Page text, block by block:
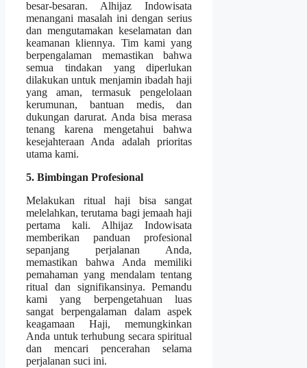
besar-besaran. Alhijaz Indowisata
menangani masalah ini dengan serius
dan mengutamakan keselamatan dan
keamanan kliennya. Tim kami yang
berpengalaman memastikan bahwa
semua tindakan yang diperlukan
dilakukan untuk menjamin ibadah haji
yang aman, termasuk pengelolaan
kerumunan, bantuan medis, dan
dukungan darurat. Anda bisa merasa
tenang karena mengetahui bahwa
kesejahteraan Anda adalah prioritas
utama kami.
5. Bimbingan Profesional
Melakukan ritual haji bisa sangat
melelahkan, terutama bagi jemaah haji
pertama kali. Alhijaz Indowisata
memberikan panduan profesional
sepanjang perjalanan Anda,
memastikan bahwa Anda memiliki
pemahaman yang mendalam tentang
ritual dan signifikansinya. Pemandu
kami yang berpengetahuan luas
sangat berpengalaman dalam aspek
keagamaan Haji, memungkinkan
Anda untuk terhubung secara spiritual
dan mencari pencerahan selama
perjalanan suci ini.